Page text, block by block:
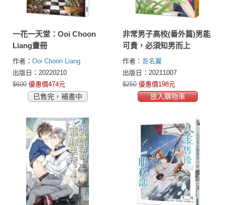
一花一天堂：Ooi Choon
Liang畫冊
作者： Ooi Choon Liang
出版日：20220210
$600 優惠價474元
已售完，補書中
非常男子高校(番外篇)男能
可貴，必須知男而上
作者： 吾名翼
出版日：20211007
$250 優惠價198元
放入購物車